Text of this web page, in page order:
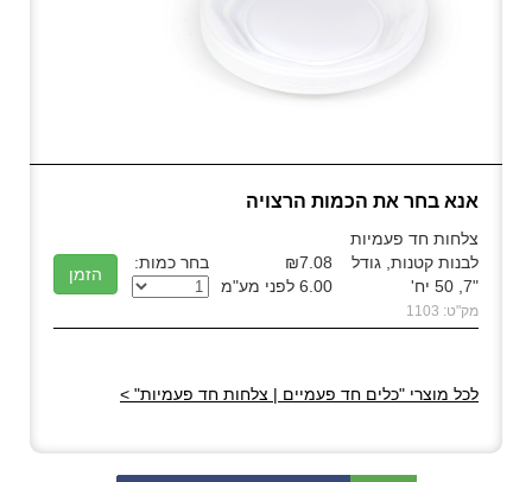
אנא בחר את הכמות הרצויה
צלחות חד פעמיות
לבנות קטנות, גודל
"7, 50 יח'
מק"ט: 1103
₪7.08
6.00 לפני מע"מ
בחר כמות:
לכל מוצרי "כלים חד פעמיים | צלחות חד פעמיות" >